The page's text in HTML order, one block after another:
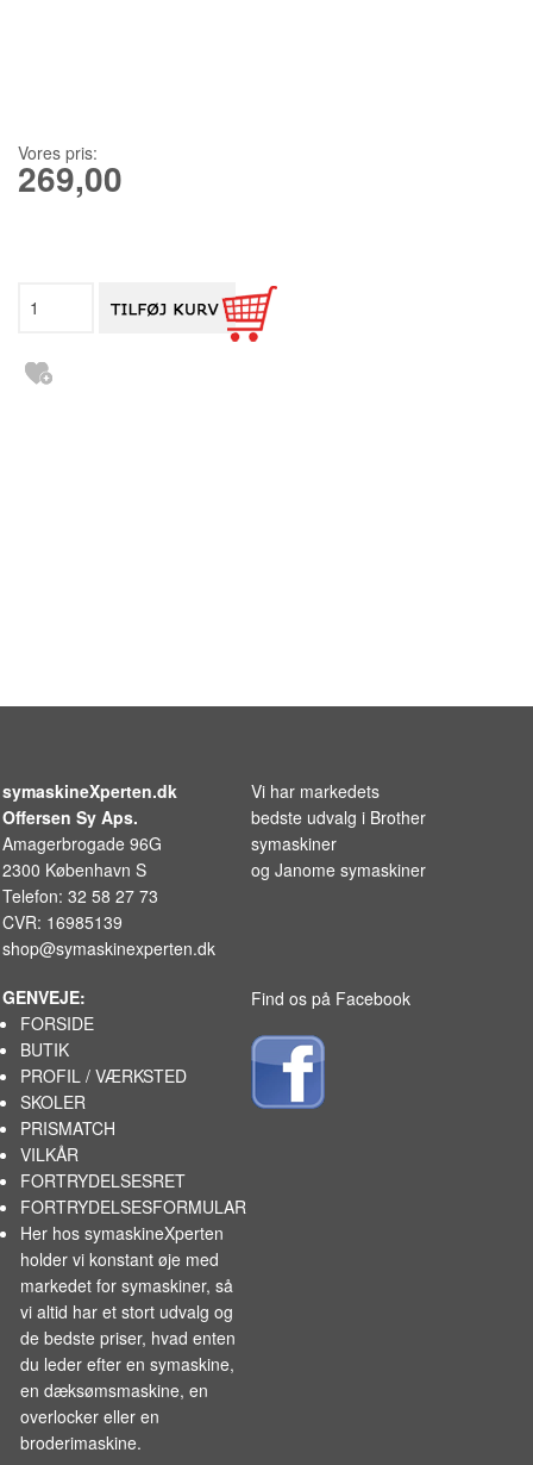
Vores pris:
269,00
symaskineXperten.dk
Offersen Sy Aps.
Amagerbrogade 96G
2300 København S
Telefon: 32 58 27 73
CVR: 16985139
shop@symaskinexperten.dk
Vi har markedets
bedste udvalg i Brother
symaskiner
og Janome symaskiner
GENVEJE:
FORSIDE
BUTIK
PROFIL / VÆRKSTED
SKOLER
PRISMATCH
VILKÅR
FORTRYDELSESRET
FORTRYDELSESFORMULAR
Her hos symaskineXperten
holder vi konstant øje med
markedet forsymaskiner, så
vi altid har et stort udvalg og
de bedste priser, hvad enten
du leder efter en symaskine,
en dæksømsmaskine, en
overlocker eller en
broderimaskine.
Find os på Facebook